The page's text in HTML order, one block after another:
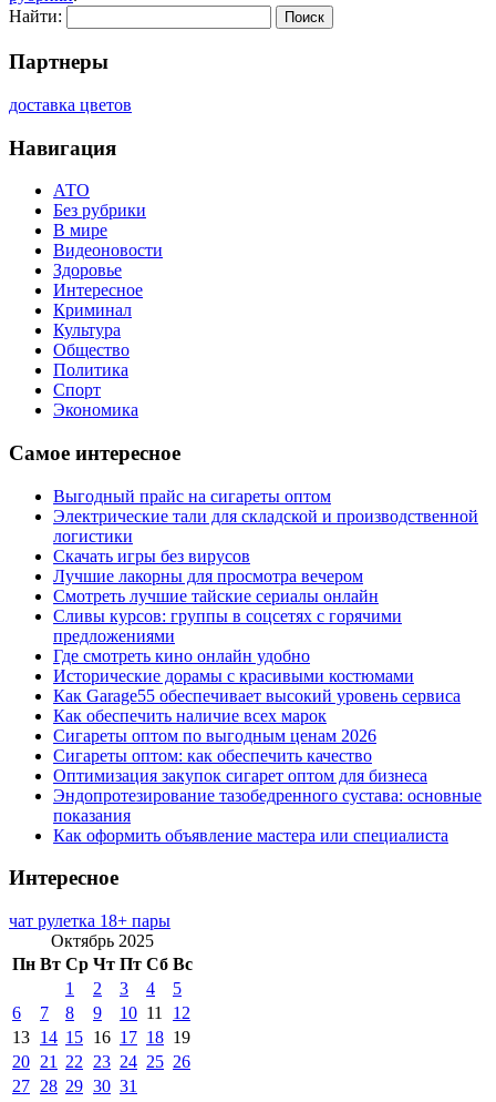
Найти:
Партнеры
доставка цветов
Навигация
АТО
Без рубрики
В мире
Видеоновости
Здоровье
Интересное
Криминал
Культура
Общество
Политика
Спорт
Экономика
Самое интересное
Выгодный прайс на сигареты оптом
Электрические тали для складской и производственной
логистики
Скачать игры без вирусов
Лучшие лакорны для просмотра вечером
Смотреть лучшие тайские сериалы онлайн
Сливы курсов: группы в соцсетях с горячими
предложениями
Где смотреть кино онлайн удобно
Исторические дорамы с красивыми костюмами
Как Garage55 обеспечивает высокий уровень сервиса
Как обеспечить наличие всех марок
Сигареты оптом по выгодным ценам 2026
Сигареты оптом: как обеспечить качество
Оптимизация закупок сигарет оптом для бизнеса
Эндопротезирование тазобедренного сустава: основные
показания
Как оформить объявление мастера или специалиста
Интересное
чат рулетка 18+ пары
Октябрь 2025
Пн Вт Ср Чт Пт Сб Вс
1 2 3 4
5
6
7 8 9 10 11
12
13 14 15 16 17 18 19
20 21 22 23 24 25 26
27 28 29 30 31